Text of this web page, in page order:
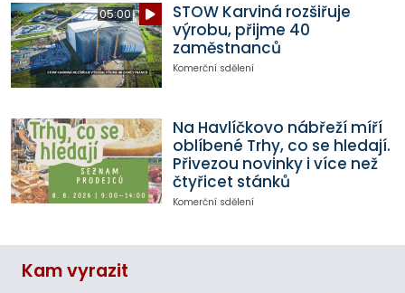
05:00
STOW Karviná rozšiřuje
výrobu, přijme 40
zaměstnanců
Komerční sdělení
Na Havlíčkovo nábřeží míří
oblíbené Trhy, co se hledají.
Přivezou novinky i více než
čtyřicet stánků
Komerční sdělení
Kam vyrazit